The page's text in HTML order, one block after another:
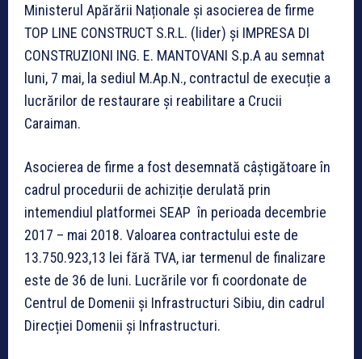
Ministerul Apărării Naționale și asocierea de firme
TOP LINE CONSTRUCT S.R.L. (lider) și IMPRESA DI
CONSTRUZIONI ING. E. MANTOVANI S.p.A au semnat
luni, 7 mai, la sediul M.Ap.N., contractul de execuție a
lucrărilor de restaurare și reabilitare a Crucii
Caraiman.
Asocierea de firme a fost desemnată câștigătoare în
cadrul procedurii de achiziție derulată prin
intemendiul platformei SEAP în perioada decembrie
2017 – mai 2018. Valoarea contractului este de
13.750.923,13 lei fără TVA, iar termenul de finalizare
este de 36 de luni. Lucrările vor fi coordonate de
Centrul de Domenii și Infrastructuri Sibiu, din cadrul
Direcției Domenii și Infrastructuri.